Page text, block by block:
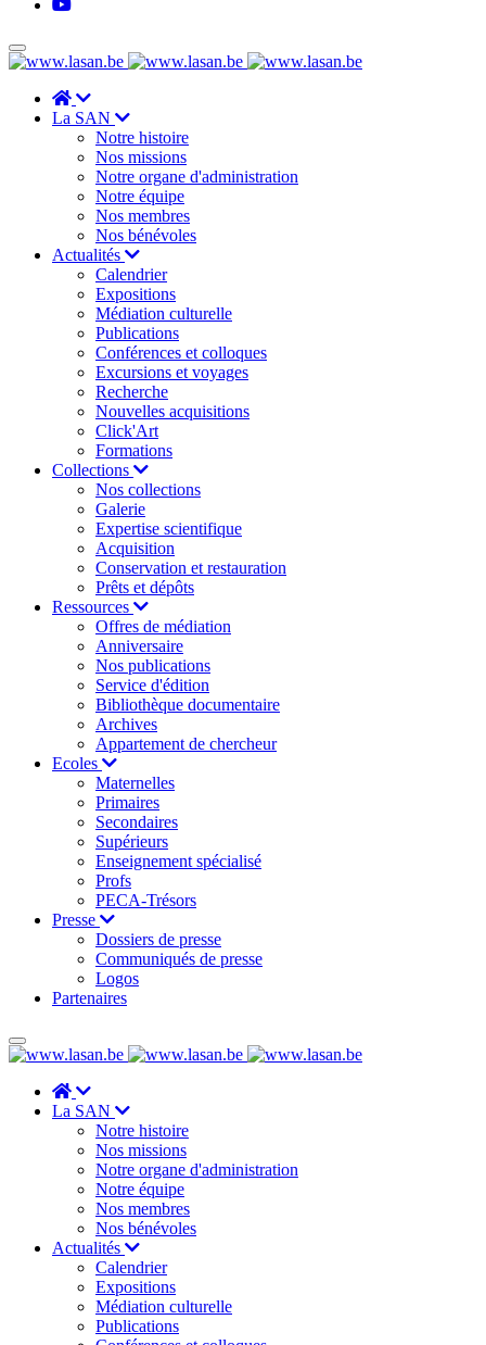
La SAN
Notre histoire
Nos missions
Notre organe d'administration
Notre équipe
Nos membres
Nos bénévoles
Actualités
Calendrier
Expositions
Médiation culturelle
Publications
Conférences et colloques
Excursions et voyages
Recherche
Nouvelles acquisitions
Click'Art
Formations
Collections
Nos collections
Galerie
Expertise scientifique
Acquisition
Conservation et restauration
Prêts et dépôts
Ressources
Offres de médiation
Anniversaire
Nos publications
Service d'édition
Bibliothèque documentaire
Archives
Appartement de chercheur
Ecoles
Maternelles
Primaires
Secondaires
Supérieurs
Enseignement spécialisé
Profs
PECA-Trésors
Presse
Dossiers de presse
Communiqués de presse
Logos
Partenaires
La SAN
Notre histoire
Nos missions
Notre organe d'administration
Notre équipe
Nos membres
Nos bénévoles
Actualités
Calendrier
Expositions
Médiation culturelle
Publications